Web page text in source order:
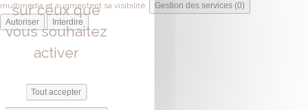
multimédia et augmentent sa visibilité.
Gestion des services (0)
Autoriser
Interdire
sur ceux que
vous souhaitez
activer
Tout accepter